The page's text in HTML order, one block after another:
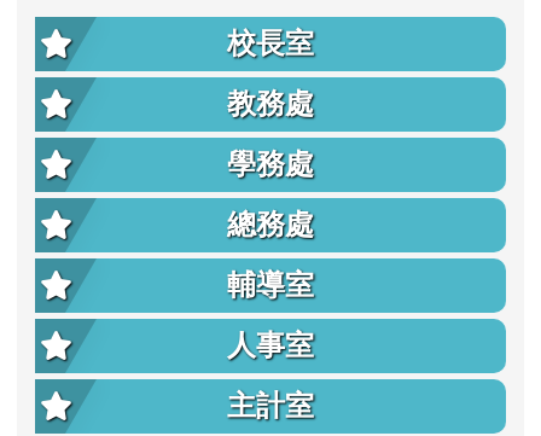
校長室
教務處
學務處
總務處
輔導室
人事室
主計室